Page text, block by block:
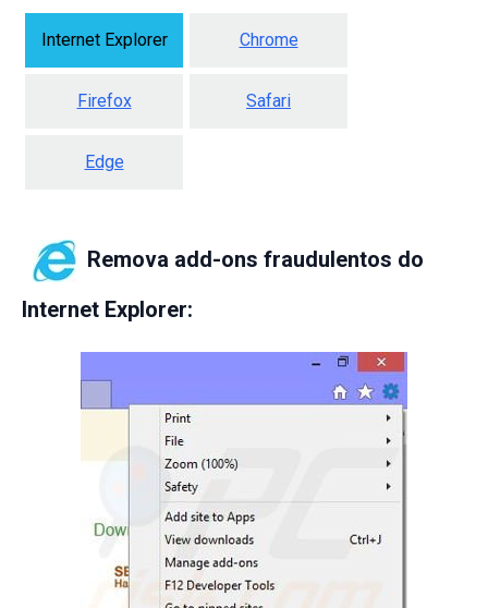
Internet Explorer Chrome
Firefox Safari
Edge
Remova add-ons fraudulentos do
Internet Explorer: